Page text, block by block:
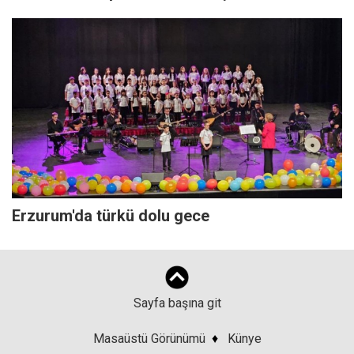
Erzurum'da türkü dolu gece
Sayfa başına git
Masaüstü Görünümü ♦ Künye